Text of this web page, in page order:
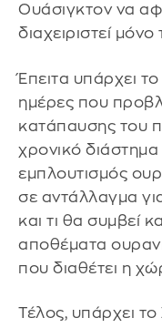
Ουάσιγκτον να
διαχειριστεί
Έπειτα υπάρχει
ημέρες που
κατάπαυσης του
χρονικό
εμπλουτισμός
σε αντάλλαγμα
και τι θα συμβεί
αποθέματα
που διαθέτει η
Τέλος, υπάρχει